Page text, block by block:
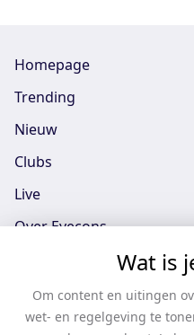
Homepage
Trending
Nieuw
Clubs
Live
Over Eyecons
Eyecons App - iOS
Eyecons App - Android
Vacatures
Wat is
Om content en uitingen
wet- en regelgeving te